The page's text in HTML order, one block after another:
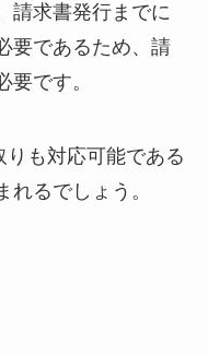
請求書発行までに
要であるため、請
です。
も対応可能である
るでしょう。